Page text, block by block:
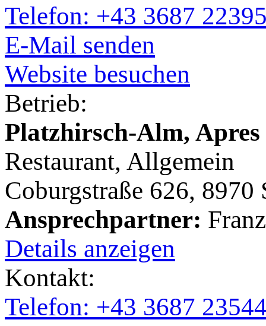
Telefon: +43 3687
E-Mail senden
Website besuchen
Betrieb:
Platzhirsch-Alm,
Restaurant, Allgemein
Coburgstraße 626, 8970
Ansprechpartner:
Details anzeigen
Kontakt:
Telefon: +43 3687